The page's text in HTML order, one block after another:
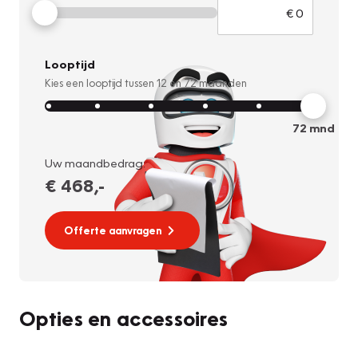
Looptijd
Kies een looptijd tussen 12 en72maanden
72 mnd
Uw maandbedrag:
€ 468,-
Offerte aanvragen
Opties en accessoires